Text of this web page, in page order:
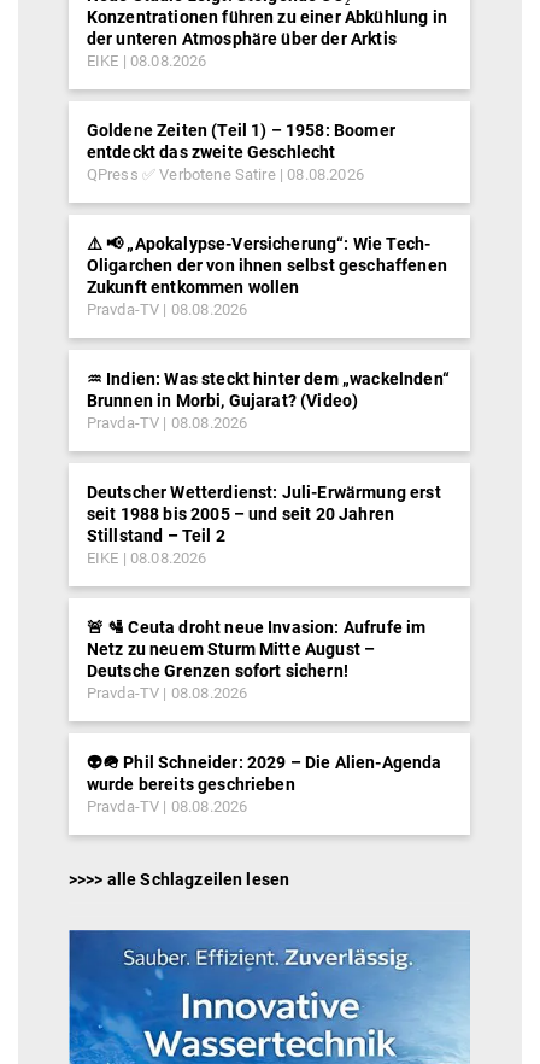
Konzentrationen führen zu einer Abkühlung in
der unteren Atmosphäre über der Arktis
EIKE 08.08.2026
Goldene Zeiten (Teil 1) – 1958: Boomer
entdeckt das zweite Geschlecht
QPress ✅ Verbotene Satire 08.08.2026
⚠️ 📢 „Apokalypse-Versicherung“: Wie Tech-
Oligarchen der von ihnen selbst geschaffenen
Zukunft entkommen wollen
Pravda-TV 08.08.2026
♒︎ Indien: Was steckt hinter dem „wackelnden“
Brunnen in Morbi, Gujarat? (Video)
Pravda-TV 08.08.2026
Deutscher Wetterdienst: Juli-Erwärmung erst
seit 1988 bis 2005 – und seit 20 Jahren
Stillstand – Teil 2
EIKE 08.08.2026
🚨 🛂 Ceuta droht neue Invasion: Aufrufe im
Netz zu neuem Sturm Mitte August –
Deutsche Grenzen sofort sichern!
Pravda-TV 08.08.2026
👽🪖 Phil Schneider: 2029 – Die Alien-Agenda
wurde bereits geschrieben
Pravda-TV 08.08.2026
>>>> alle Schlagzeilen lesen